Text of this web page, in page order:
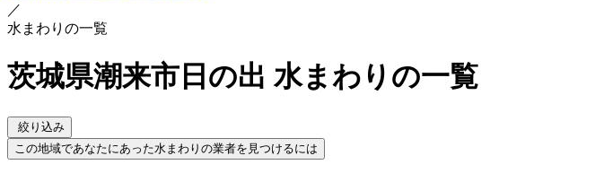
／
水まわりの一覧
茨城県潮来市日の出 水まわりの一覧
絞り込み
この地域であなたにあった水まわりの業者を見つけるには